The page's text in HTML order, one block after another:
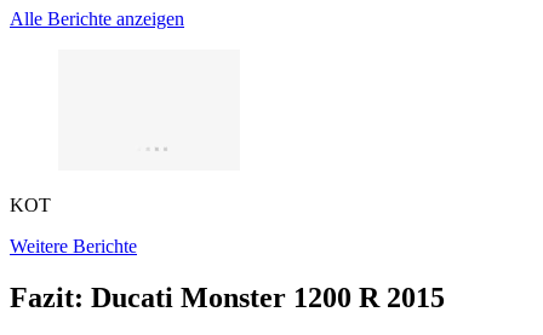
Alle Berichte anzeigen
KOT
Weitere Berichte
Fazit: Ducati Monster 1200 R 2015